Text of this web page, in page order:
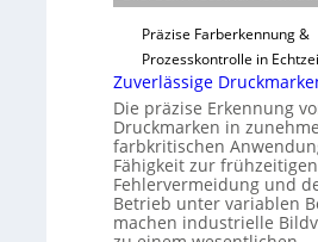
u
Präzise Farberkennung &
Prozesskontrolle in
Zuverlässige
Die präzise Erkennung
Druckmarken in
farbkritischen
Fähigkeit zur frühzeitigen
Fehlervermeidung und
Betrieb unter variablen
machen industrielle